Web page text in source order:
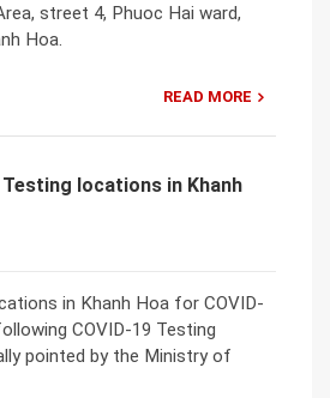
street 4, Phuoc Hai ward,
Hoa.
READ MORE
locations in Khanh
in Khanh Hoa for COVID-
COVID-19 Testing
pointed by the Ministry of